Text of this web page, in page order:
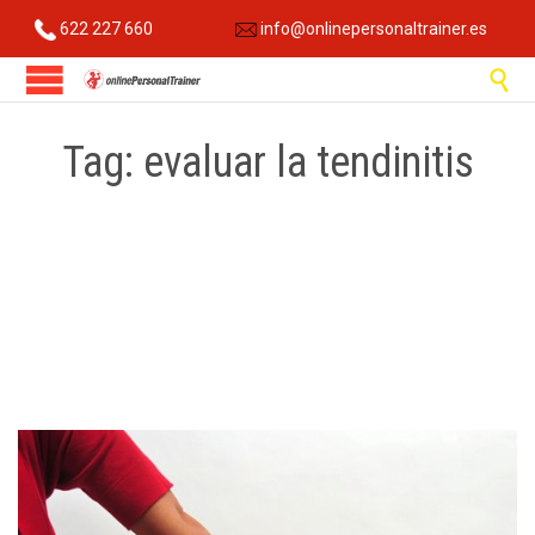
622 227 660 info@onlinepersonaltrainer.es

Tag: evaluar la tendinitis